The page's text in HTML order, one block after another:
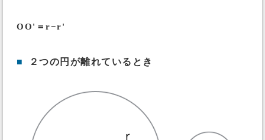
OO'＝r−r'
■ ２つの円が離れているとき